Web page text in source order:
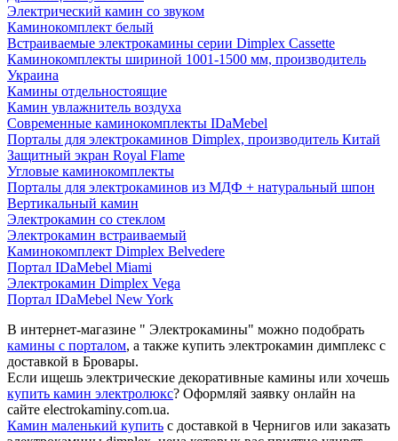
Электрический камин со звуком
Каминокомплект белый
Встраиваемые электрокамины серии Dimplex Cassette
Каминокомплекты шириной 1001-1500 мм, производитель
Украина
Камины отдельностоящие
Камин увлажнитель воздуха
Современные каминокомплекты IDaMebel
Порталы для электрокаминов Dimplex, производитель Китай
Защитный экран Royal Flame
Угловые каминокомплекты
Порталы для электрокаминов из МДФ + натуральный шпон
Вертикальный камин
Электрокамин со стеклом
Электрокамин встраиваемый
Каминокомплект Dimplex Belvedere
Портал IDaMebel Miami
Электрокамин Dimplex Vega
Портал IDaMebel New York
В интернет-магазине " Электрокамины" можно подобрать
камины с порталом, а также купить электрокамин димплекс с
доставкой в Бровары.
Если ищешь электрические декоративные камины или хочешь
купить камин электролюкс? Оформляй заявку онлайн на
сайте electrokaminy.com.ua.
Камин маленький купить с доставкой в Чернигов или заказать